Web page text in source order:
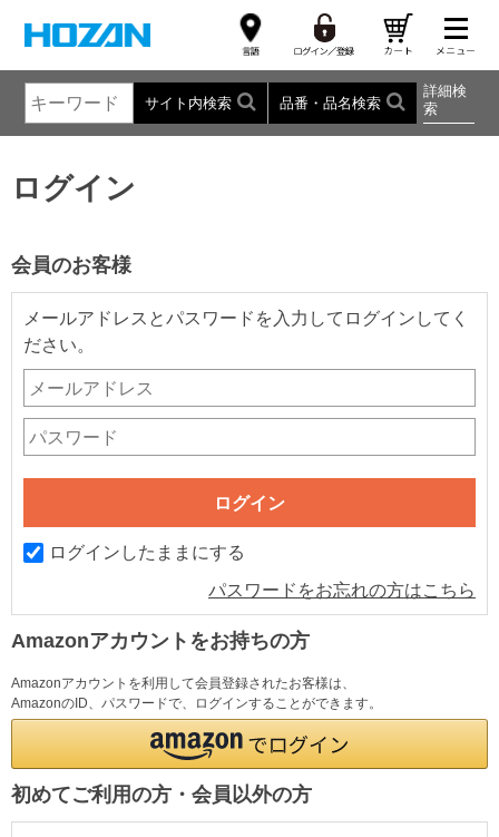
サイト内検索 品番・品名検索
詳細検
索
ログイン
会員のお客様
メールアドレスとパスワードを入力してログインしてく
ださい。
ログインしたままにする
パスワードをお忘れの方はこちら
Amazonアカウントをお持ちの方
Amazonアカウントを利用して会員登録されたお客様は、
AmazonのID、パスワードで、ログインすることができます。
初めてご利用の方・会員以外の方